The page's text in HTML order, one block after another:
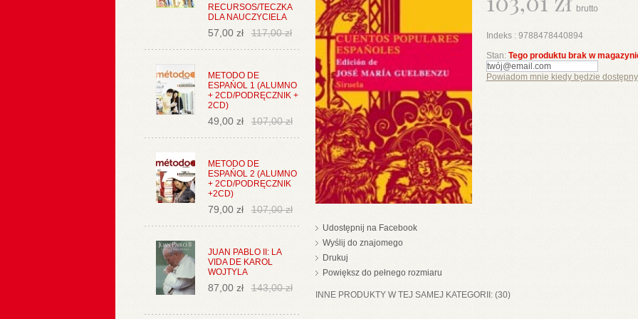
RECURSOS/TECZKA
DLA NAUCZYCIELA
57,00 zł 117,00 zł
METODO DE
ESPAŃOL 1 (ALUMNO
+ 2CD/PODRĘCZNIK +
2CD)
49,00 zł 107,00 zł
METODO DE
ESPAŃOL 2 (ALUMNO
+ 2CD/PODRĘCZNIK
+2CD)
79,00 zł 107,00 zł
JUAN PABLO II: LA
VIDA DE KAROL
WOJTYLA
87,00 zł 143,00 zł
Udostępnij na Facebook
Wyślij do znajomego
Drukuj
Powiększ do pełnego rozmiaru
brutto
Indeks : 9788478440894
Stan: Tego produktu brak w
Powiadom mnie kiedy będzie dostępny
INNE PRODUKTY W TEJ SAMEJ KATEGORII: (30)